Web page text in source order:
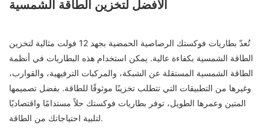
الأفضل لتخزين الطاقة الشمسية
تُعدّ بطاريات فوكستك الرصاصية الحمضية بجهد 12 فولت مثالية لتخزين
الطاقة الشمسية بكفاءة عالية. يمكن استخدام هذه البطاريات في أنظمة
الطاقة الشمسية المستقلة عن الشبكة، والمركبات الترفيهية، والقوارب،
وغيرها من التطبيقات التي تتطلب تخزينًا موثوقًا للطاقة. بفضل تصميمها
المتين وعمرها الطويل، توفر بطاريات فوكستك حلاً مستدامًا واقتصاديًا
لتلبية احتياجاتك من الطاقة.